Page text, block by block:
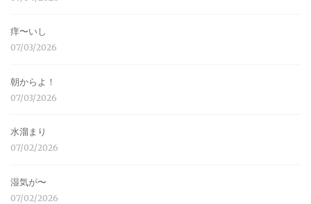
痒〜いし
07/03/2026
朝からよ！
07/03/2026
水溜まり
07/02/2026
湿気が〜
07/02/2026